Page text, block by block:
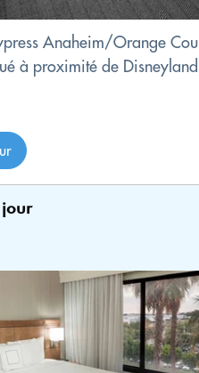
Anaheim/Orange
à proximité de
jour